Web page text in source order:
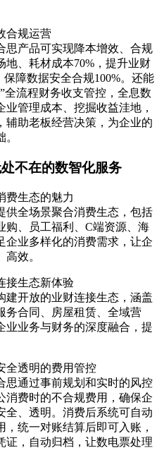
合规运营
思产品可实现降本增效、合规
地、耗材成本70%，提升业财
障数据安全合规100%。还能
全流程财务收支管控，全息数
管理成本、挖掘收益洼地，
辅助老板经营决策，为企业的
不在的数智化服务
费生态的魅力
供全场景聚合消费生态，包括
购、员工福利、C端资源、海
企业多样化的消费需求，让企
效。
接生态新体验
建开放的业财连接生态，涵盖
务合同、房屋租赁、全域营
业业务与财务的深度融合，提
全透明的费用管控
思通过事前规划和实时的风控
消费时的不合规费用，确保企
全、透明。消费后系统可自动
统一对账结算后即可入账，
证，自动归档，让数电票处理